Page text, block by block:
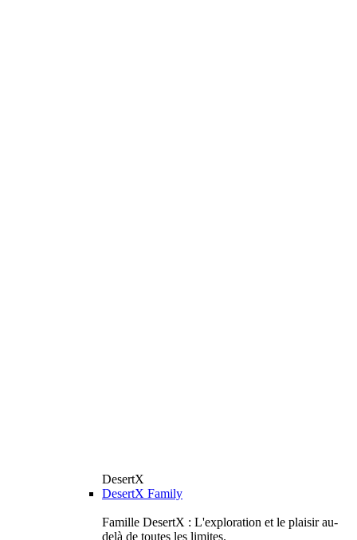
DesertX
DesertX Family
Famille DesertX : L'exploration et le plaisir au-
delà de toutes les limites.